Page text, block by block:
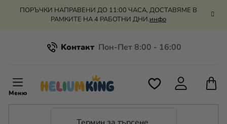
Преминаване
ПОРЪЧКИ НАПРАВЕНИ ДО 11:00 ЧАСА, ДОСТАВЯМЕ В
РАМКИТЕ НА 4 РАБОТНИ ДНИ.инфо
Kонтакт
Всичко за пазаруването